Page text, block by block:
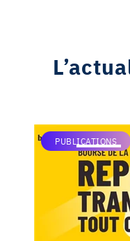
PUBLICATIONS